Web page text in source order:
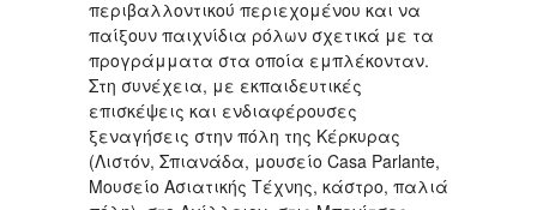
περιβαλλοντικού περιεχομένου και να
παίξουν παιχνίδια ρόλων σχετικά με τα
προγράμματα στα οποία εμπλέκονταν.
Στη συνέχεια, με εκπαιδευτικές
επισκέψεις και ενδιαφέρουσες
ξεναγήσεις στην πόλη της Κέρκυρας
(Λιστόν, Σπιανάδα, μουσείο Casa Parlante,
Μουσείο Ασιατικής Τέχνης, κάστρο, παλιά